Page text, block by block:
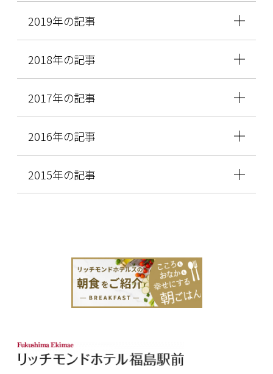
2019年の記事
2018年の記事
2017年の記事
2016年の記事
2015年の記事